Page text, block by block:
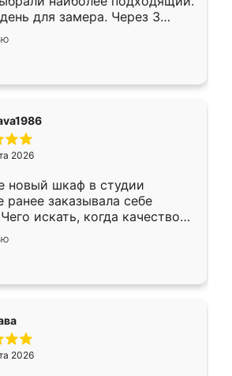
для замера. Через 3
уже готова. Остались
Спасибо Ренессанс
работу!
2026
новый шкаф в студии
ранее заказывала себе
искать, когда качеством
Служит кухня уже почти
нет.
2026